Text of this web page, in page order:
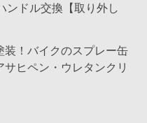
ンドル交換【取り外し
装！バイクのスプレー缶
ヒペン・ウレタンクリ